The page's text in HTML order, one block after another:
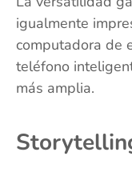
igualmente
computadora de
teléfono
más amplia.